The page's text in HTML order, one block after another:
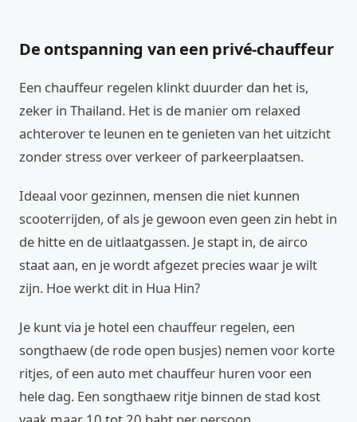
De ontspanning van een privé-chauffeur
Een chauffeur regelen klinkt duurder dan het is,
zeker in Thailand. Het is de manier om relaxed
achterover te leunen en te genieten van het uitzicht
zonder stress over verkeer of parkeerplaatsen.
Ideaal voor gezinnen, mensen die niet kunnen
scooterrijden, of als je gewoon even geen zin hebt in
de hitte en de uitlaatgassen. Je stapt in, de airco
staat aan, en je wordt afgezet precies waar je wilt
zijn. Hoe werkt dit in Hua Hin?
Je kunt via je hotel een chauffeur regelen, een
songthaew (de rode open busjes) nemen voor korte
ritjes, of een auto met chauffeur huren voor een
hele dag. Een songthaew ritje binnen de stad kost